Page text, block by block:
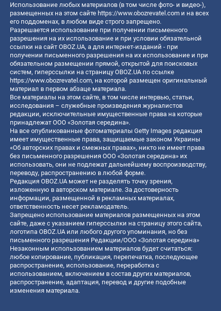
Использование любых материалов (в том числе фото- и видео-),
размещенных на этом сайте https://www.obozrevatel.com и на всех
его поддоменах, в любом виде строго запрещено.
Разрешается использование при получении письменного
разрешения на их использование и при условии обязательной
ссылки на сайт OBOZ.UA, а для интернет-изданий - при
получении письменного разрешения на их использование и при
обязательном размещении прямой, открытой для поисковых
систем, гиперссылки на страницу OBOZ.UA по ссылке
https://www.obozrevatel.com, на которой размещен оригинальный
материал в первом абзаце материала.
Все материалы на этом сайте, в том числе интервью, статьи,
исследования – служебные произведения журналистов
редакции, исключительные имущественные права на которые
принадлежат ООО «Золотая середина».
На все опубликованные фотоматериалы Getty Images редакция
имеет имущественные права, защищаемые законом Украины
«Об авторских правах и смежных правах», никто не имеет права
без письменного разрешения ООО «Золотая середина» их
использовать, они не подлежат дальнейшему воспроизводству,
переводу, распространению в любой форме.
Редакция OBOZ.UA может не разделять точку зрения,
изложенную в авторском материале. За достоверность
информации, размещенной в рекламных материалах,
ответственность несет рекламодатель.
Запрещено использование материалов размещенных на этом
сайте, даже с указанием гиперссылки на страницу этого сайта,
логотипа OBOZ.UA или любого другого упоминания, но без
письменного разрешения Редакции/ООО «Золотая середина»
Незаконным использованием материалов будет считаться:
любое копирование, публикация, перепечатка, последующее
распространение, использование, переработка с
использованием, включением в состав других материалов,
распространение, адаптация, перевод и другие подобные
изменения материала.